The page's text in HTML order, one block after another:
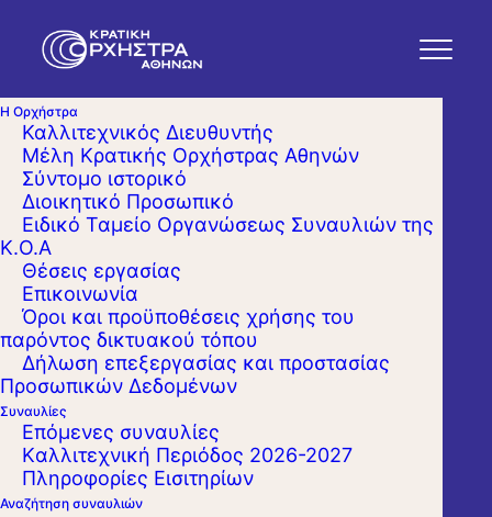
Η Ορχήστρα
Καλλιτεχνικός Διευθυντής
Μέλη Κρατικής Ορχήστρας Αθηνών
Σύντομο ιστορικό
Διοικητικό Προσωπικό
Ειδικό Ταμείο Οργανώσεως Συναυλιών της
Κ.Ο.Α
Θέσεις εργασίας
Επικοινωνία
Όροι και προϋποθέσεις χρήσης του
παρόντος δικτυακού τόπου
Δήλωση επεξεργασίας και προστασίας
Προσωπικών Δεδομένων
Συναυλίες
Επόμενες συναυλίες
Kαλλιτεχνική Περιόδος 2026-2027
Πληροφορίες Εισιτηρίων
Αναζήτηση συναυλιών